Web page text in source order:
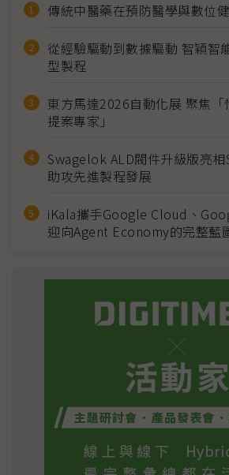
傳統中醫藥在預防醫學與數位
從經驗驅動到數據驅動 智穎智
型製程
東方馬達2026自動化展 聚焦
提案專家」
Swagelok ALD閥件升級版亮相
助攻先進製程發展
iKala攜手Google Cloud、
迎向Agent Economy的完整藍